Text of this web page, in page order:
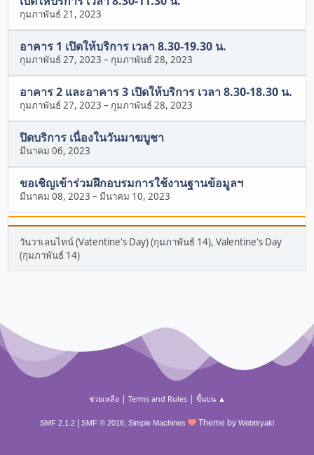
กุมภาพันธ์ 21, 2023
อาคาร 1 เปิดให้บริการ เวลา 8.30-19.30 น.
กุมภาพันธ์ 27, 2023 – กุมภาพันธ์ 28, 2023
อาคาร 2 และอาคาร 3 เปิดให้บริการ เวลา 8.30-18.30 น.
กุมภาพันธ์ 27, 2023 – กุมภาพันธ์ 28, 2023
ปิดบริการ เนื่องในวันมาฆบูชา
มีนาคม 06, 2023
ขอเชิญเข้าร่วมฝึกอบรมการใช้งานฐานข้อมูลฯ
มีนาคม 08, 2023 –มีนาคม 10, 2023
วันวาเลนไทน์ (Vatentine's Day) (กุมภาพันธ์ 14), Valentine's Day
(กุมภาพันธ์ 14)
ช่วยเหลือ| Terms and Rules| ขึ้นบน ▲
SMF 2.1.2 SMF © 2016, Simple Machines Theme by Webtiryaki